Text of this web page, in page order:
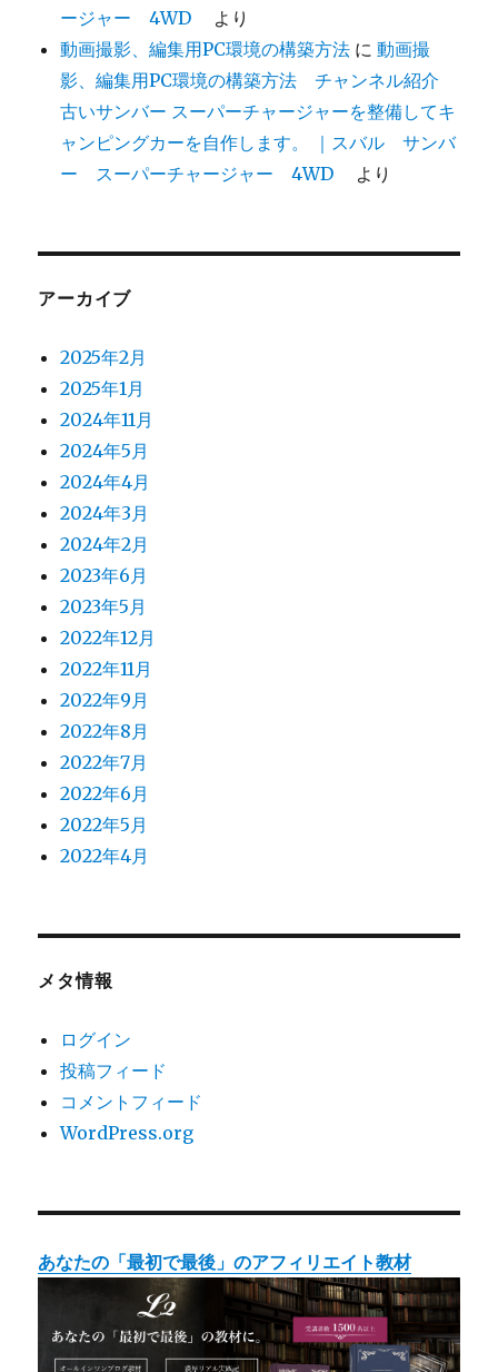
ージャー 4WD
より
動画撮影、編集用PC環境の構築方法 に動画撮
影、編集用PC環境の構築方法 チャンネル紹介
古いサンバー スーパーチャージャーを整備してキ
ャンピングカーを自作します。 ｜スバル サンバ
ー スーパーチャージャー 4WD
より
アーカイブ
2025年2月
2025年1月
2024年11月
2024年5月
2024年4月
2024年3月
2024年2月
2023年6月
2023年5月
2022年12月
2022年11月
2022年9月
2022年8月
2022年7月
2022年6月
2022年5月
2022年4月
メタ情報
ログイン
投稿フィード
コメントフィード
WordPress.org
あなたの「最初で最後」のアフィリエイト教材